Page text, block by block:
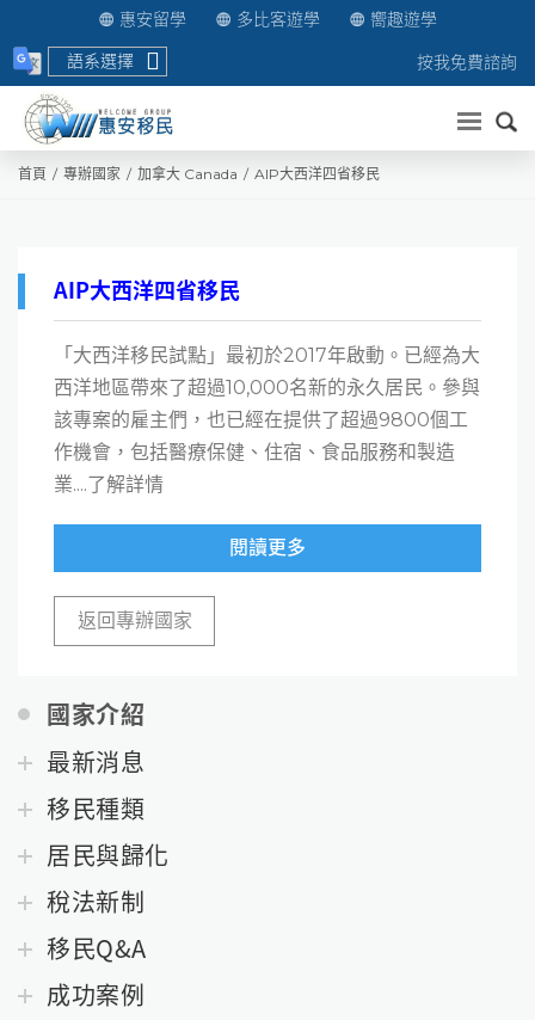
惠安留學 多比客遊學
嚮趣遊學
語系選擇
按我免費諮詢
送出
首頁 專辦國家 加拿大 Canada AIP大西洋四省移民
國家介紹
最新消息
移民種類
居民與歸化
稅法新制
移民Q&A
成功案例
AIP大西洋四省移民
「大西洋移民試點」最初於2017年啟動。已經為大
西洋地區帶來了超過10,000名新的永久居民。參與
該專案的雇主們，也已經在提供了超過9800個工
作機會，包括醫療保健、住宿、食品服務和製造
業....了解詳情
閱讀更多
返回專辦國家